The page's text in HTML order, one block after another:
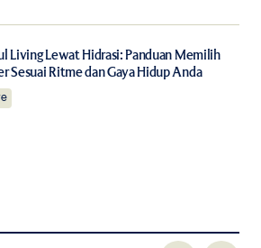
Living Lewat Hidrasi: Panduan Memilih
Sesuai Ritme dan Gaya Hidup Anda